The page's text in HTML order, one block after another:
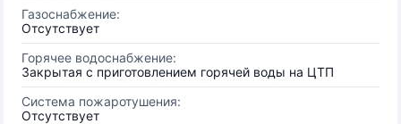
Газоснабжение:
Отсутствует
Горячее водоснабжение:
Закрытая с приготовлением горячей воды на ЦТП
Система пожаротушения:
Отсутствует